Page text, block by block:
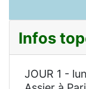
Infos
JOUR 1 -